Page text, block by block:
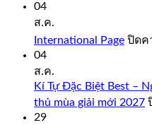
04
ส.ค.
International Page ปิดค
04
ส.ค.
Kí Tự Đặc Biệt Best –
thủ mùa giải mới 2027
29